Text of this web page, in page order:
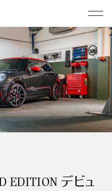
EDITION デビュ